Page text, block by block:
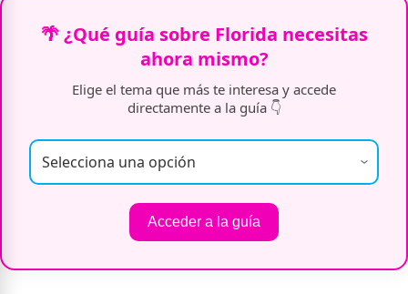
🌴 ¿Qué guía sobre Florida necesitas
ahora mismo?
Elige el tema que más te interesa y accede
directamente a la guía 👇
Acceder a la guía